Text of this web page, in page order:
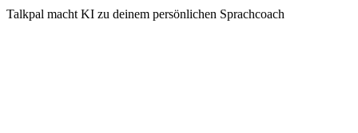
Talkpal macht KI zu deinem persönlichen Sprachcoach